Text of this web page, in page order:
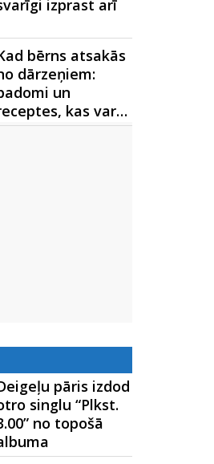
izprast arī
bērns atsakās
dārzeņiem:
un
kas var…
pāris izdod
singlu “Plkst.
no topošā